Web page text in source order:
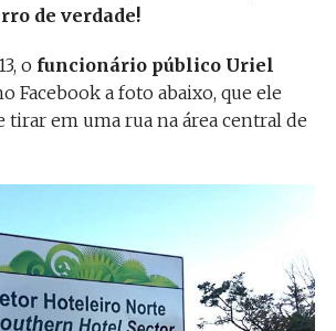
de verdade!
o funcionário público Uriel
Facebook a foto abaixo, que ele
tirar em uma rua na área central de